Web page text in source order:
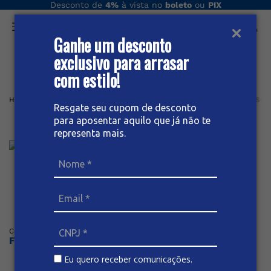
Ganhe um desconto
exclusivo para arrasar
com estilo!
Resgate seu cupom de desconto
para aposentar aquilo que já não te
representa mais.
Eu quero receber comunicações.
Desconto de 4%à vista no boletoou PIX
O que você procura hoje?
Home
Bermuda sarja social plus size
Posicione o mouse sob a imagem para dar zoom
Código
Faça o login ou cadastre-se para ver os preços